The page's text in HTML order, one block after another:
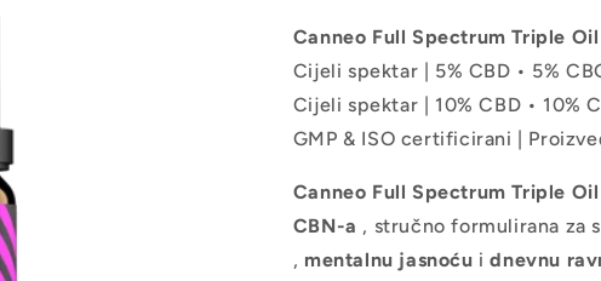
Canneo Full Spectrum Triple Oil
Cijeli spektar | 5% CBD • 5%
Cijeli spektar | 10% CBD • 10%
GMP & ISO certificirani |
Canneo Full Spectrum Triple Oil
CBN-a , stručno formulirana za
, mentalnu jasnoću idnevnu